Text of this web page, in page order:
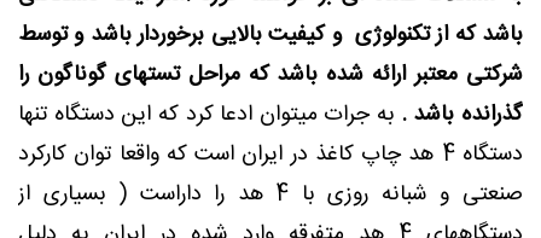
باشد که از تکنولوژی و کیفیت بالایی برخوردار باشد و توسط
شرکتی معتبر ارائه شده باشد که مراحل تستهای گوناگون را
گذرانده باشد . به جرات میتوان ادعا کرد که این دستگاه تنها
دستگاه 4 هد چاپ کاغذ در ایران است که واقعا توان کارکرد
صنعتی و شبانه روزی با 4 هد را داراست ( بسیاری از